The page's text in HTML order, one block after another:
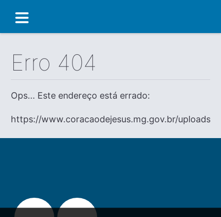
Erro 404
Ops... Este endereço está errado:
https://www.coracaodejesus.mg.gov.br/uploads/